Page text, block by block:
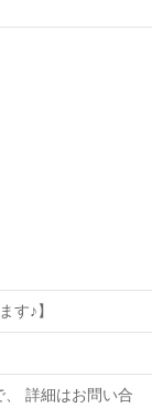
す♪】
詳細はお問い合